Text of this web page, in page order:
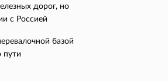
дорог, но
с Россией
базой
пути